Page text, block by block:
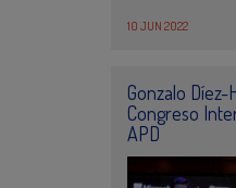
10 JUN 2022
Gonzalo
Congreso
APD